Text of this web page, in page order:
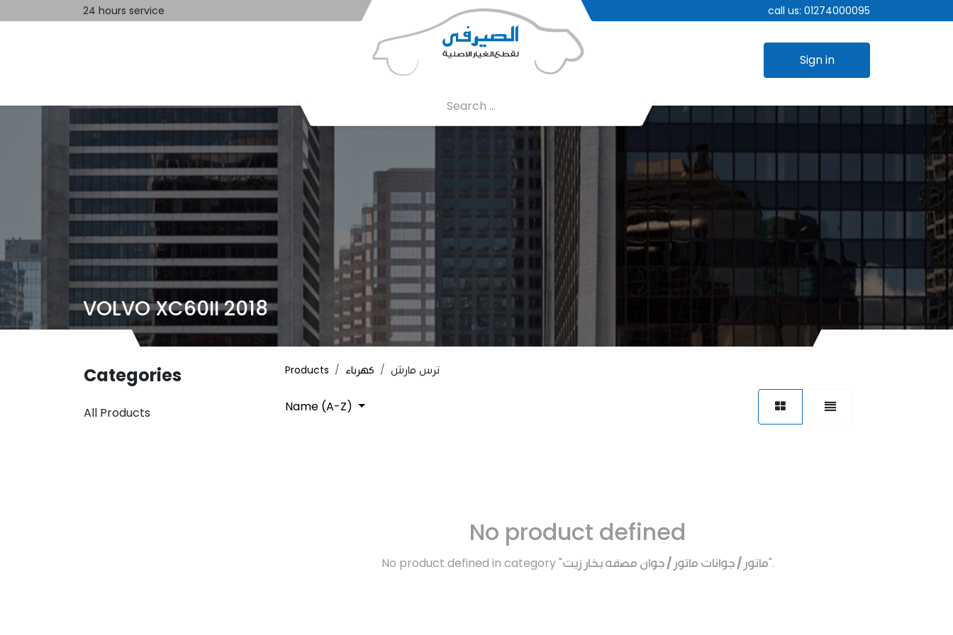
24 hours service call us: 01274000095
Sign in
VOLVO XC60II 2018
Categories
All Products
Products كهرباء ترس مارش
Name (A-Z)
No product defined
No product defined in category "ماتور / جوانات ماتور / جوان مصفه بخار زيت".